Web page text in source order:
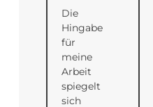
Die
Hingabe
für
meine
Arbeit
spiegelt
sich